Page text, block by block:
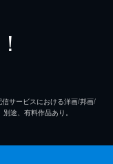
！
サービスにおける洋画/邦画/
途、有料作品あり。